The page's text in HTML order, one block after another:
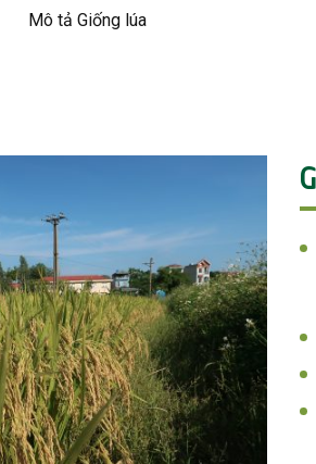
Mô tả Giống lúa